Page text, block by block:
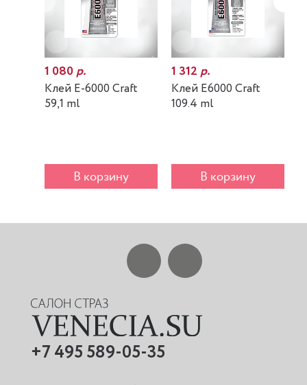
1 080р.
Клей E-6000 Craft
59,1 ml
В корзину
1 312р.
Клей E6000 Craft
109.4 ml
В корзину
+7 495 589-05-35